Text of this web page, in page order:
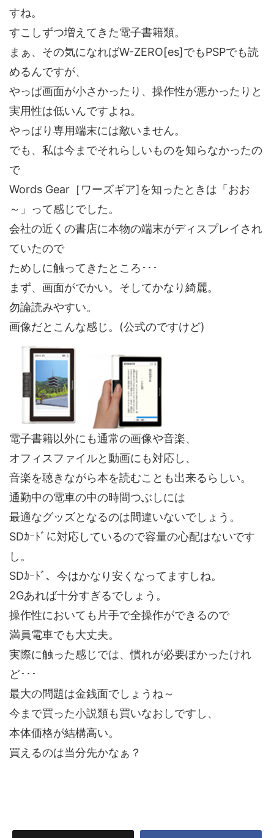
すね。
すこしずつ増えてきた電子書籍類。
まぁ、その気になればW-ZERO[es]でもPSPでも読
めるんですが、
やっぱ画面が小さかったり、操作性が悪かったりと
実用性は低いんですよね。
やっぱり専用端末には敵いません。
でも、私は今までそれらしいものを知らなかったの
で
Words Gear［ワーズギア]を知ったときは「おお
～」って感じでした。
会社の近くの書店に本物の端末がディスプレイされ
ていたので
ためしに触ってきたところ･･･
まず、画面がでかい。そしてかなり綺麗。
勿論読みやすい。
画像だとこんな感じ。(公式のですけど)
電子書籍以外にも通常の画像や音楽、
オフィスファイルと動画にも対応し、
音楽を聴きながら本を読むことも出来るらしい。
通勤中の電車の中の時間つぶしには
最適なグッズとなるのは間違いないでしょう。
SDｶｰﾄﾞに対応しているので容量の心配はないです
し。
SDｶｰﾄﾞ、今はかなり安くなってますしね。
2Gあれば十分すぎるでしょう。
操作性においても片手で全操作ができるので
満員電車でも大丈夫。
実際に触った感じでは、慣れが必要ぽかったけれ
ど･･･
最大の問題は金銭面でしょうね～
今まで買った小説類も買いなおしですし、
本体価格が結構高い。
買えるのは当分先かなぁ？